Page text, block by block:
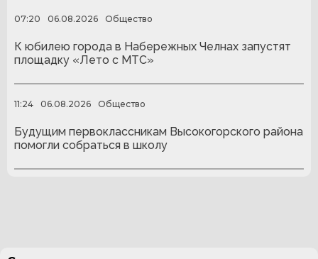
07:20 06.08.2026 Общество
К юбилею города в Набережных Челнах запустят
площадку «Лето с МТС»
11:24 06.08.2026 Общество
Будущим первоклассникам Высокогорского района
помогли собраться в школу